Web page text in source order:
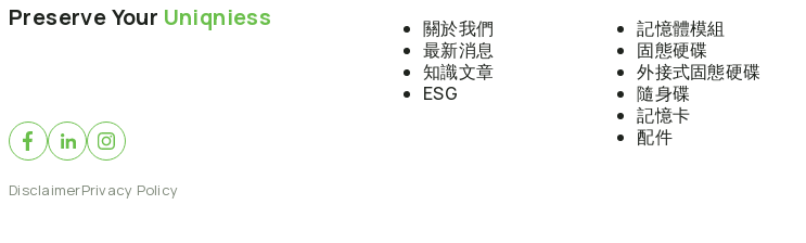
Preserve Your Uniqniess
關於我們
最新消息
知識文章
ESG
記憶體模組
固態硬碟
外接式固態硬碟
隨身碟
記憶卡
配件
DisclaimerPrivacy Policy